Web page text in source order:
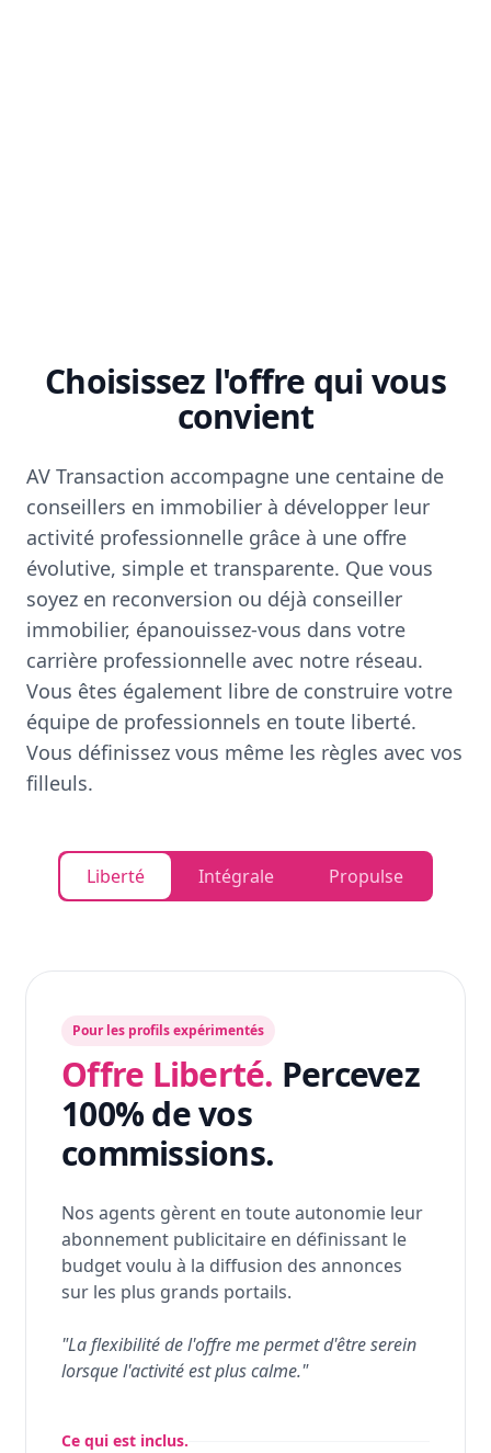
Choisissez l'offre qui vous
convient
AV Transaction accompagne une centaine de
conseillers en immobilier à développer leur
activité professionnelle grâce à une offre
évolutive, simple et transparente. Que vous
soyez en reconversion ou déjà conseiller
immobilier, épanouissez-vous dans votre
carrière professionnelle avec notre réseau.
Vous êtes également libre de construire votre
équipe de professionnels en toute liberté.
Vous définissez vous même les règles avec vos
filleuls.
Liberté Intégrale Propulse
Pour les profils expérimentés
Offre Liberté. Percevez
100% de vos
commissions.
Nos agents gèrent en toute autonomie leur
abonnement publicitaire en définissant le
budget voulu à la diffusion des annonces
sur les plus grands portails.
"La flexibilité de l'offre me permet d'être serein
lorsque l'activité est plus calme."
Ce qui est inclus.